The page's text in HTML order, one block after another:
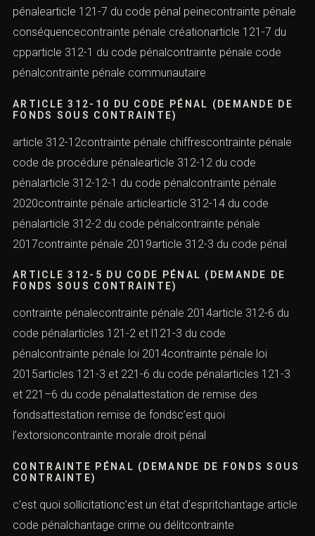
pénalearticle 121-7 du code pénal peinecontrainte pénale
conséquencecontrainte pénale créationarticle 121-7 du
cpparticle 312-1 du code pénalcontrainte pénale code
pénalcontrainte pénale communautaire
ARTICLE 312-10 DU CODE PÉNAL (DEMANDE DE
FONDS SOUS CONTRAINTE)
article 312-12contrainte pénale chiffrescontrainte pénale
code de procédure pénalearticle 312-12 du code
pénalarticle 312-12-1 du code pénalcontrainte pénale
2020contrainte pénale articlearticle 312-14 du code
pénalarticle 312-2 du code pénalcontrainte pénale
2017contrainte pénale 2019article 312-3 du code pénal
ARTICLE 312-5 DU CODE PÉNAL (DEMANDE DE
FONDS SOUS CONTRAINTE)
contrainte pénalecontrainte pénale 2014article 312-6 du
code pénalarticles 121-2 et l121-3 du code
pénalcontrainte pénale loi 2014contrainte pénale loi
2015articles 121-3 et 221-6 du code pénalarticles 121-3
et 221–6 du code pénalattestation de remise des
fondsattestation remise de fondsc’est quoi
l’extorsioncontrainte morale droit pénal
CONTRAINTE PÉNAL (DEMANDE DE FONDS SOUS
CONTRAINTE)
c’est quoi sollicitationc’est un état d’espritchantage article
code pénalchantage crime ou délitcontrainte